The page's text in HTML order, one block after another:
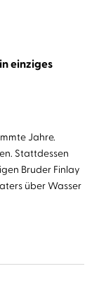
einziges
Jahre.
Stattdessen
Bruder Finlay
über Wasser